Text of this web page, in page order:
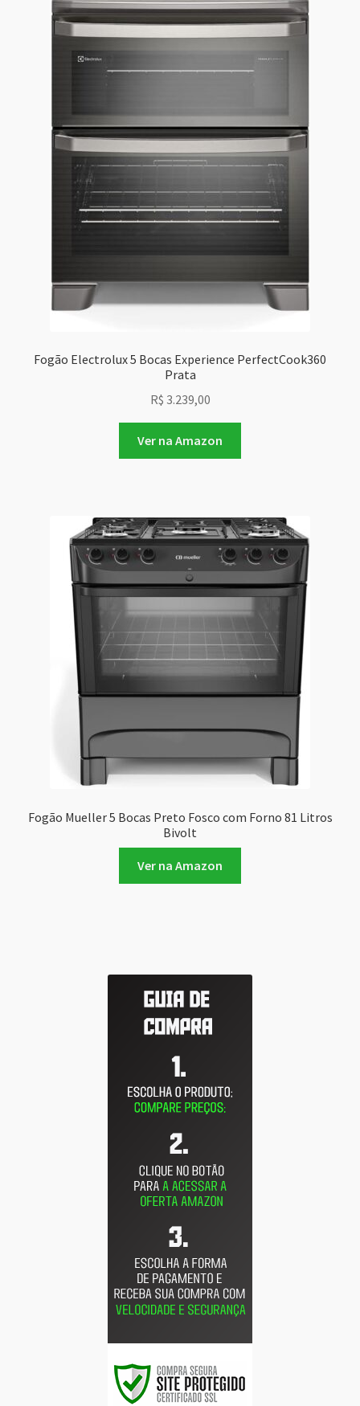
Fogão Electrolux 5 Bocas Experience PerfectCook360
Prata
R$ 3.239,00
Ver na Amazon
Fogão Mueller 5 Bocas Preto Fosco com Forno 81 Litros
Bivolt
Ver na Amazon